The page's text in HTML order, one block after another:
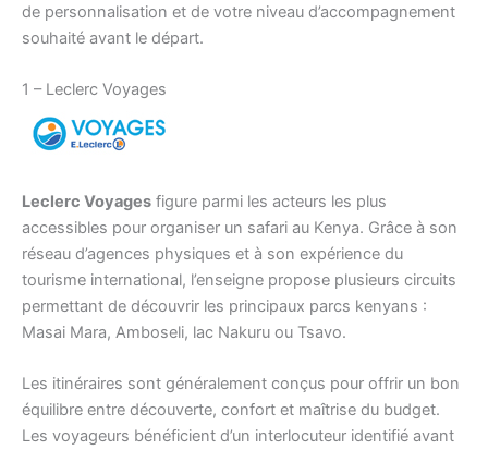
de personnalisation et de votre niveau d’accompagnement
souhaité avant le départ.
1 – Leclerc Voyages
Leclerc Voyages figure parmi les acteurs les plus
accessibles pour organiser un safari au Kenya. Grâce à son
réseau d’agences physiques et à son expérience du
tourisme international, l’enseigne propose plusieurs circuits
permettant de découvrir les principaux parcs kenyans :
Masai Mara, Amboseli, lac Nakuru ou Tsavo.
Les itinéraires sont généralement conçus pour offrir un bon
équilibre entre découverte, confort et maîtrise du budget.
Les voyageurs bénéficient d’un interlocuteur identifié avant